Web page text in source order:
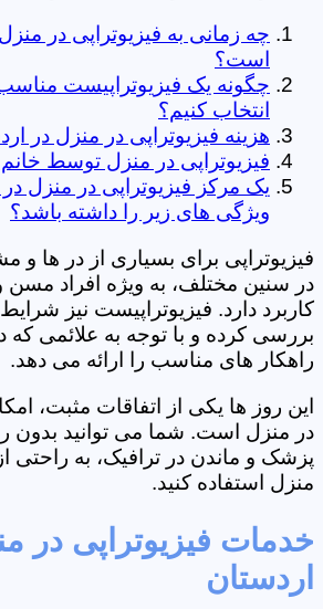
چه زمانی به فیزیوتراپی در
است؟
چگونه یک فیزیوتراپیست
انتخاب کنیم؟
هزینه فیزیوتراپی در منزل در
فیزیوتراپی در منزل توسط
یک مرکز فیزیوتراپی در منزل در
ویژگی های زیر را داشته باشد؟
فیزیوتراپی برای بسیاری از در ها و
در سنین مختلف، به ویژه افراد مسن
کاربرد دارد. فیزیوتراپیست نیز
بررسی کرده و با توجه به علائمی که
راهکار های مناسب را ارائه می دهد.
این روز ها یکی از اتفاقات مثبت،
در منزل است. شما می توانید
پزشک و ماندن در ترافیک، به راحتی
منزل استفاده کنید.
خدمات فیزیوتراپی در
اردستان